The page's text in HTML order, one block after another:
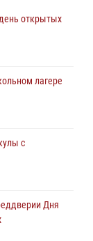
открытых
лагере
с
Дня